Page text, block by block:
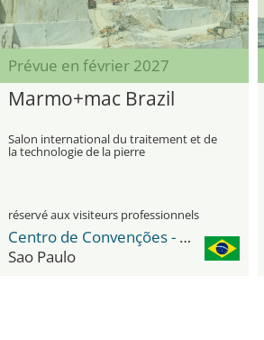
Prévue en février 2027
Marmo+mac Brazil
Salon international du traitement et de
la technologie de la pierre
réservé aux visiteurs professionnels
Centro de Convenções - Distrito Anhembi
Sao Paulo